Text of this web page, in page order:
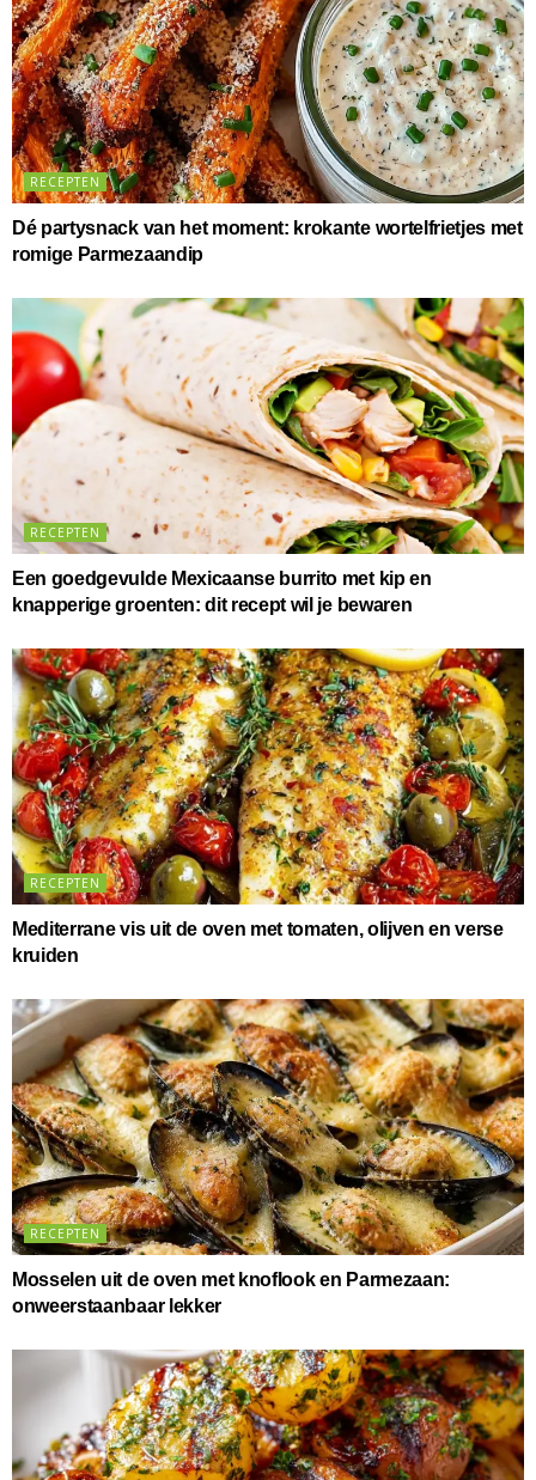
RECEPTEN
Dé partysnack van het moment: krokante wortelfrietjes met
romige Parmezaandip
RECEPTEN
Een goedgevulde Mexicaanse burrito met kip en
knapperige groenten: dit recept wil je bewaren
RECEPTEN
Mediterrane vis uit de oven met tomaten, olijven en verse
kruiden
RECEPTEN
Mosselen uit de oven met knoflook en Parmezaan:
onweerstaanbaar lekker